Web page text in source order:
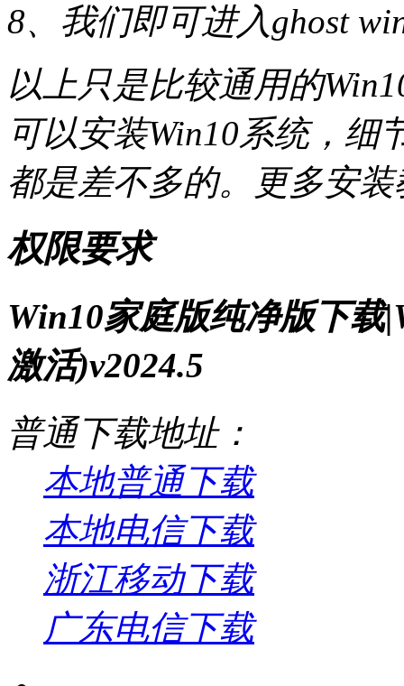
8、我们即可进入ghost
以上只是比较通用的
可以安装Win10系统，
都是差不多的。更多安
权限要求
Win10家庭版纯净版下载
激活)v2024.5
普通下载地址：
本地普通下载
本地电信下载
浙江移动下载
广东电信下载